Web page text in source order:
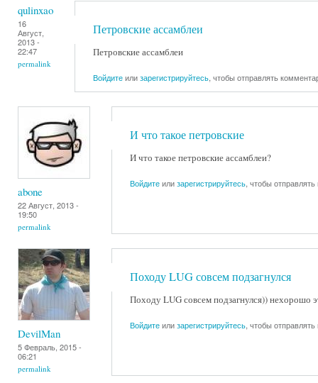
qulinxao
16
Август,
2013 -
22:47
permalink
Петровские ассамблеи
Петровские ассамблеи
Войдитеилизарегистрируйтесь, чтобы отправлять
abone
22 Август, 2013 -
19:50
permalink
И что такое петровские
И что такое петровские ассамблеи?
Войдитеилизарегистрируйтесь, чтобы
DevilMan
5 Февраль, 2015 -
06:21
permalink
Походу LUG совсем подзагнулся
Походу LUG совсем подзагнулся)) нехорошо
Войдитеилизарегистрируйтесь, чтобы